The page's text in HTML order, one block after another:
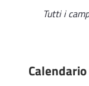
Tutti i
Calendario